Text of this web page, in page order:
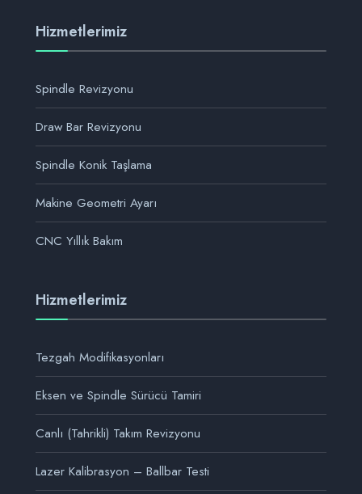
Hizmetlerimiz
Spindle Revizyonu
Draw Bar Revizyonu
Spindle Konik Taşlama
Makine Geometri Ayarı
CNC Yıllık Bakım
Hizmetlerimiz
Tezgah Modifikasyonları
Eksen ve Spindle Sürücü Tamiri
Canlı (Tahrikli) Takım Revizyonu
Lazer Kalibrasyon – Ballbar Testi